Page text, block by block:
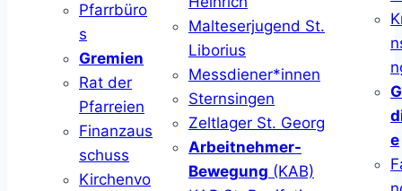
Pfarrbüro
s
Gremien
Rat der
Pfarreien
Finanzaus
schuss
Kirchenvo
Malteserjugend St.
Liborius
Messdiener*innen
Sternsingen
Zeltlager St. Georg
Arbeitnehmer-
Bewegung (KAB)
e